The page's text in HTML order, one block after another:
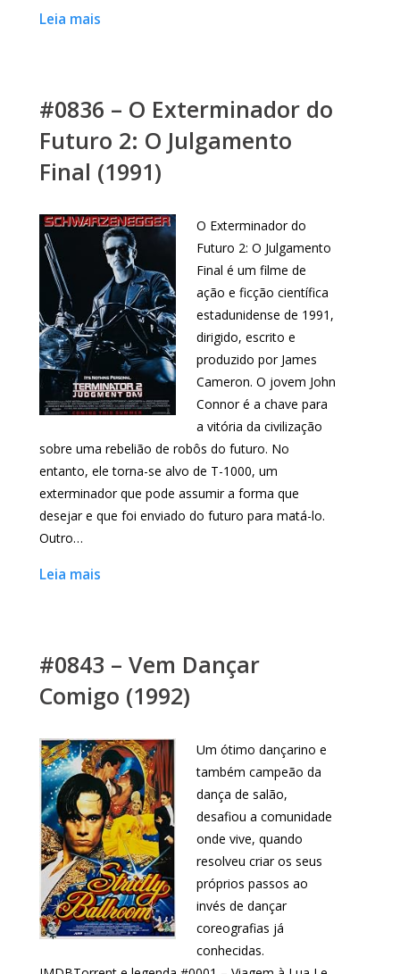
Leia mais
#0836 – O Exterminador do
Futuro 2: O Julgamento
Final (1991)
O Exterminador do
Futuro 2: O Julgamento
Final é um filme de
ação e ficção científica
estadunidense de 1991,
dirigido, escrito e
produzido por James
Cameron. O jovem John
Connor é a chave para
a vitória da civilização
sobre uma rebelião de robôs do futuro. No
entanto, ele torna-se alvo de T-1000, um
exterminador que pode assumir a forma que
desejar e que foi enviado do futuro para matá-lo.
Outro…
Leia mais
#0843 – Vem Dançar
Comigo (1992)
Um ótimo dançarino e
também campeão da
dança de salão,
desafiou a comunidade
onde vive, quando
resolveu criar os seus
próprios passos ao
invés de dançar
coreografias já
conhecidas.